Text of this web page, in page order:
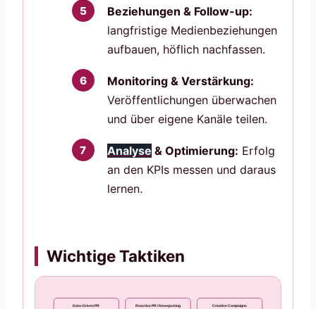
Beziehungen & Follow-up:
langfristige Medienbeziehungen
aufbauen, höflich nachfassen.
Monitoring & Verstärkung:
Veröffentlichungen überwachen
und über eigene Kanäle teilen.
Analyse & Optimierung: Erfolg
an den KPIs messen und daraus
lernen.
Wichtige Taktiken
Data-Driven PR Reactive PR / Newsjacking Creative Campaigns